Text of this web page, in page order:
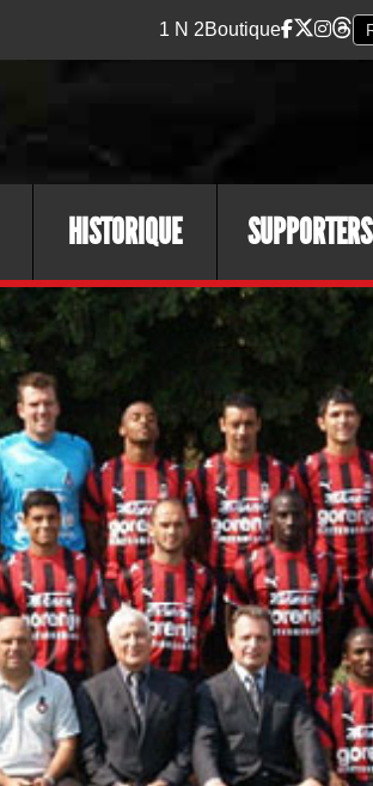
1 N 2Boutique
HISTORIQUE SUPPORTERS